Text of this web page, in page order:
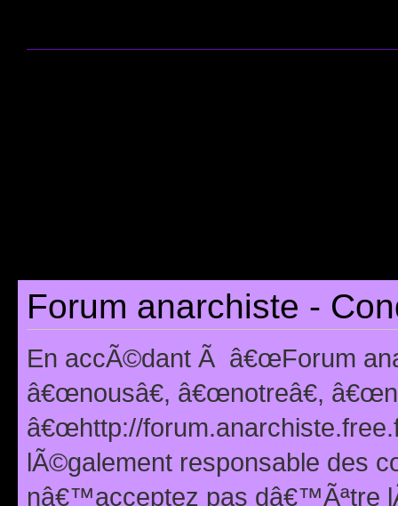
Forum anarchiste -
En accÃ©dant Ã â€œForum
â€œnousâ€, â€œnotreâ€,
â€œhttp://
lÃ©galement responsable des
nâ€™acceptez pas dâ€™Ãªtre